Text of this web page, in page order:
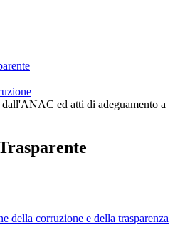
ed atti di adeguamento a
della corruzione e della trasparenza